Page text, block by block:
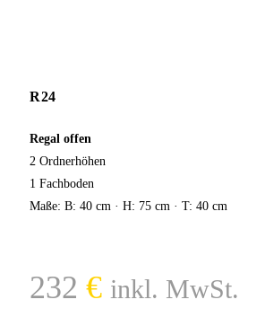
R24
Regal offen
2 Ordnerhöhen
1 Fachboden
Maße: B: 40 cm · H: 75 cm · T: 40 cm
232 € inkl. MwSt.